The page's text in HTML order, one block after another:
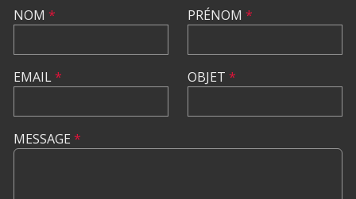
NOM *
EMAIL*
PRÉNOM *
OBJET *
MESSAGE *